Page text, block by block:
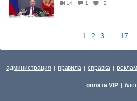
22:24
14 1 −2
1 2 3 17
администрация | правила | справка |
оплата VIP | блог